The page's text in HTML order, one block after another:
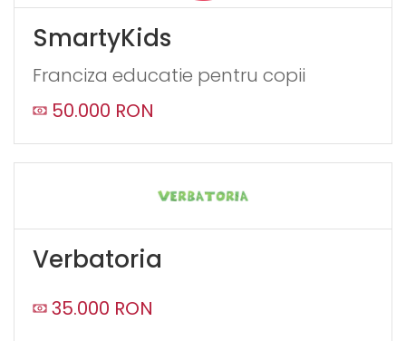
SmartyKids
Franciza educatie pentru copii
50.000 RON
Verbatoria
35.000 RON